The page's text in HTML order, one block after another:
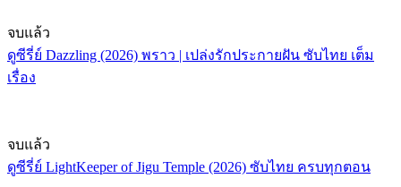
จบแล้ว
ดูซีรี่ย์ Dazzling (2026) พราว | เปล่งรักประกายฝัน ซับไทย เต็ม
เรื่อง
จบแล้ว
ดูซีรี่ย์ LightKeeper of Jigu Temple (2026) ซับไทย ครบทุกตอน